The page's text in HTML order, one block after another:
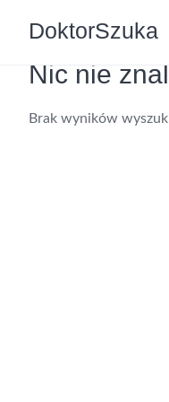
DoktorSzuka
Nic nie
Brak wyników